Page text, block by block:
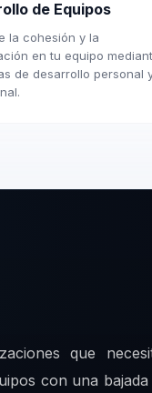
de Equipos
la cohesión y la
en tu equipo
de desarrollo personal
que
con una